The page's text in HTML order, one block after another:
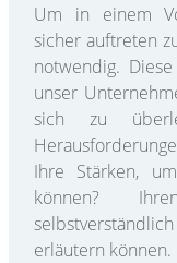
Um in einem
sicher auftreten
notwendig.
unser
sich zu
Ihre Stärken,
können?
erläutern können.